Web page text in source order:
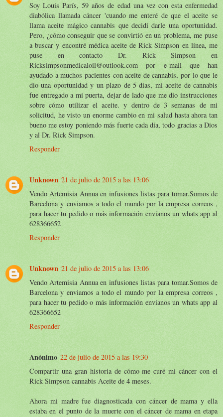
Soy Louis París, 59 años de edad una vez con esta enfermedad
diabólica llamada cáncer 'cuando me enteré de que el aceite se
llama aceite mágico cannabis que decidí darle una oportunidad.
Pero, ¿cómo conseguir que se convirtió en un problema, me puse
a buscar y encontré médica aceite de Rick Simpson en línea, me
puse en contacto Dr. Rick Simpson en
Ricksimpsonmedicaloil@outlook.com por e-mail que han
ayudado a muchos pacientes con aceite de cannabis, por lo que le
dio una oportunidad y un plazo de 5 días, mi aceite de cannabis
fue entregado a mi puerta, dejar de lado que me dio instrucciones
sobre cómo utilizar el aceite. y dentro de 3 semanas de mi
solicitud, he visto un enorme cambio en mi salud hasta ahora tan
bueno me estoy poniendo más fuerte cada día, todo gracias a Dios
y al Dr. Rick Simpson.
Responder
Unknown 21 de julio de 2015 a las 13:06
Vendo Artemisia Annua en infusiones listas para tomar.Somos de
Barcelona y enviamos a todo el mundo por la empresa correos ,
para hacer tu pedido o más información envíanos un whats app al
628366652
Responder
Unknown 21 de julio de 2015 a las 13:06
Vendo Artemisia Annua en infusiones listas para tomar.Somos de
Barcelona y enviamos a todo el mundo por la empresa correos ,
para hacer tu pedido o más información envíanos un whats app al
628366652
Responder
Anónimo 22 de julio de 2015 a las 19:30
Compartir una gran historia de cómo me curé mi cáncer con el
Rick Simpson cannabis Aceite de 4 meses.
Ahora mi madre fue diagnosticada con cáncer de mama y ella
estaba en el punto de la muerte con el cáncer de mama en etapa